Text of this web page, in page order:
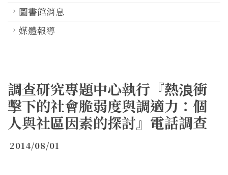
圖書館消息
媒體報導
調查研究專題中心執行『熱浪衝
擊下的社會脆弱度與調適力：個
人與社區因素的探討』電話調查
2014/08/01